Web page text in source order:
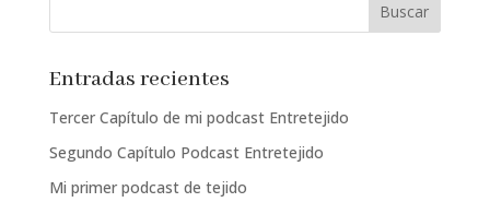
Entradas recientes
Tercer Capítulo de mi podcast Entretejido
Segundo Capítulo Podcast Entretejido
Mi primer podcast de tejido